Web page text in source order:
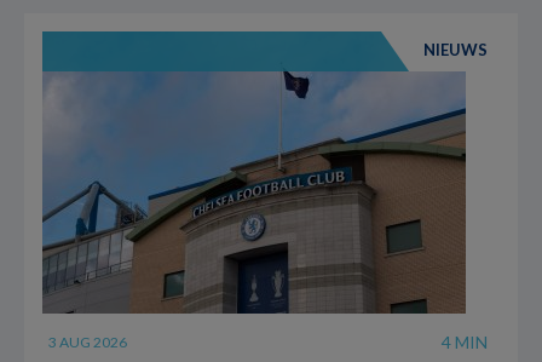
NIEUWS
3 AUG 2026 4 MIN